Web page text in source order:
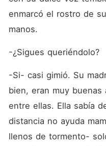
enmarcó el rostro de
manos.
-¿Sigues queriéndolo?
-Si- casi gimió. Su
bien, eran muy
entre ellas. Ella sabía
distancia no ayuda
llenos de tormento-